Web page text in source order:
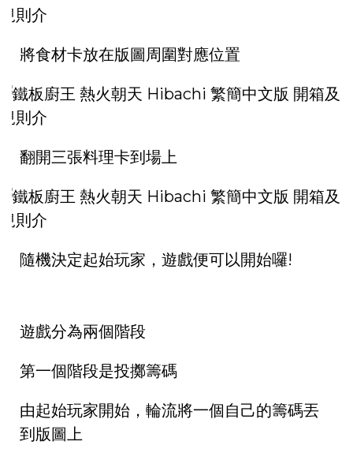
將食材卡放在版圖周圍對應位置
翻開三張料理卡到場上
隨機決定起始玩家，遊戲便可以開始囉!
遊戲分為兩個階段
第一個階段是投擲籌碼
由起始玩家開始，輪流將一個自己的籌碼丟
到版圖上